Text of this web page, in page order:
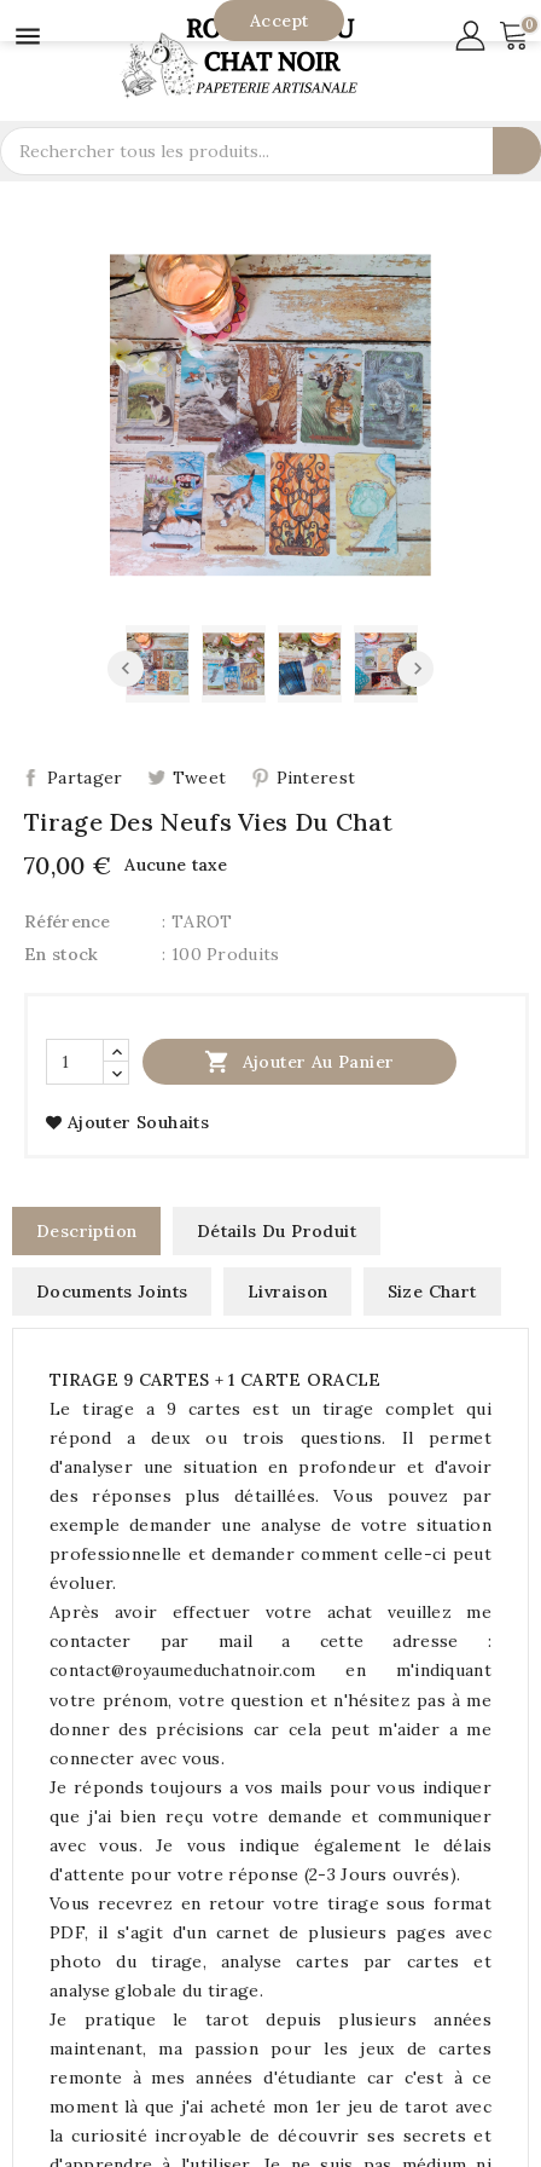
 0
Partager Tweet Pinterest
Tirage Des Neufs Vies Du Chat
70,00 €
Aucune taxe
Référence
: TAROT
En stock
: 100 Produits
 Ajouter Au Panier
Ajouter Souhaits
Description Détails Du Produit
Documents Joints Livraison Size Chart
TIRAGE 9 CARTES + 1 CARTE ORACLE
Le tirage a 9 cartes est un tirage complet qui
répond a deux ou trois questions. Il permet
d'analyser une situation en profondeur et d'avoir
des réponses plus détaillées. Vous pouvez par
exemple demander une analyse de votre situation
professionnelle et demander comment celle-ci peut
évoluer.
Après avoir effectuer votre achat veuillez me
contacter par mail a cette adresse :
contact@royaumeduchatnoir.com en m'indiquant
votre prénom, votre question et n'hésitez pas à me
donner des précisions car cela peut m'aider a me
connecter avec vous.
Je réponds toujours a vos mails pour vous indiquer
que j'ai bien reçu votre demande et communiquer
avec vous. Je vous indique également le délais
d'attente pour votre réponse (2-3 Jours ouvrés).
Vous recevrez en retour votre tirage sous format
PDF, il s'agit d'un carnet de plusieurs pages avec
photo du tirage, analyse cartes par cartes et
analyse globale du tirage.
Je pratique le tarot depuis plusieurs années
maintenant, ma passion pour les jeux de cartes
remonte à mes années d'étudiante car c'est à ce
moment là que j'ai acheté mon 1er jeu de tarot avec
la curiosité incroyable de découvrir ses secrets et
Accept